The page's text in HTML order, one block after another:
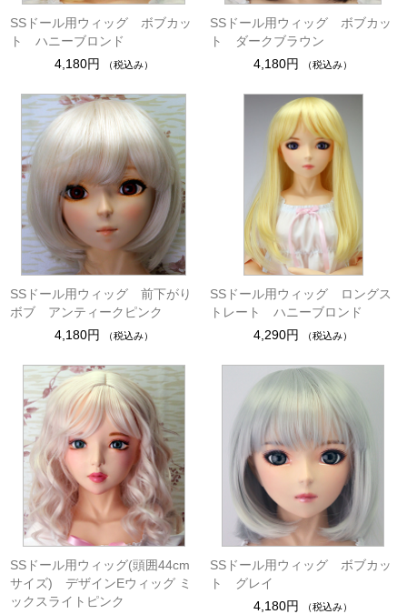
SSドール用ウィッグ ボブカッ
ト ハニーブロンド
4,180円
（税込み）
SSドール用ウィッグ ボブカッ
ト ダークブラウン
4,180円
（税込み）
SSドール用ウィッグ 前下がり
ボブ アンティークピンク
4,180円
（税込み）
SSドール用ウィッグ ロングス
トレート ハニーブロンド
4,290円
（税込み）
SSドール用ウィッグ(頭囲44cm
サイズ) デザインEウィッグ ミ
ックスライトピンク
SSドール用ウィッグ ボブカッ
ト グレイ
4,180円
（税込み）